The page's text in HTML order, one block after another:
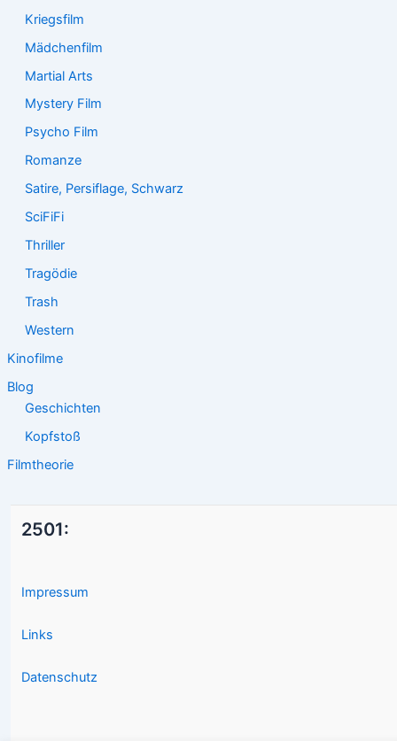
Kriegsfilm
Mädchenfilm
Martial Arts
Mystery Film
Psycho Film
Romanze
Satire, Persiflage, Schwarz
SciFiFi
Thriller
Tragödie
Trash
Western
Kinofilme
Blog
Geschichten
Kopfstoß
Filmtheorie
2501:
Impressum
Links
Datenschutz